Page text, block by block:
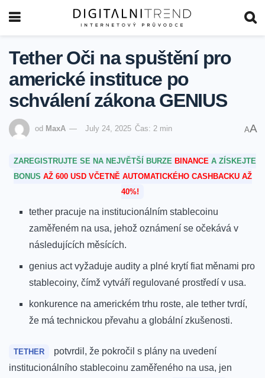
Tether Oči na spuštění pro
americké instituce po
schválení zákona GENIUS
od MaxA July 24, 2025 Čas: 2 min AA
ZAREGISTRUJTE SE NA NEJVĚTŠÍ BURZE BINANCE A ZÍSKEJTE
BONUS AŽ 600 USD VČETNĚ AUTOMATICKÉHO CASHBACKU AŽ
40%!
tether pracuje na institucionálním stablecoinu
zaměřeném na usa, jehož oznámení se očekává ⁤v
následujících měsících.
genius act vyžaduje audity a‍ plné krytí fiat ‍měnami pro
stablecoiny, čímž vytváří regulované prostředí v usa.
konkurence na americkém trhu roste, ale tether⁣ tvrdí,
že má technickou⁢ převahu a ⁤globální zkušenosti.
TETHER
⁣ potvrdil, že pokročil s plány na uvedení
institucionálního stablecoinu zaměřeného na ​usa, jen